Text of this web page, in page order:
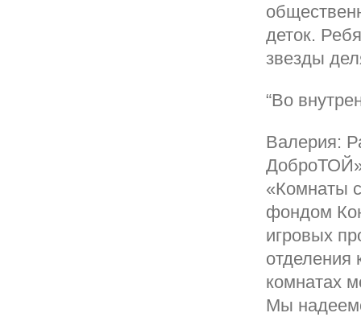
деток.
звезды
“Во
Валерия:
«Комнаты
фондом
игровых
комнатах
Мы